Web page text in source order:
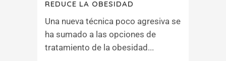
REDUCE LA OBESIDAD
Una nueva técnica poco agresiva se
ha sumado a las opciones de
tratamiento de la obesidad...